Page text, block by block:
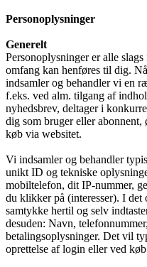
Personoplysninger
Generelt
Personoplysninger er alle
omfang kan henføres til dig.
indsamler og behandler vi en
f.eks. ved alm. tilgang af
nyhedsbrev, deltager i
dig som bruger eller
køb via websitet.
Vi indsamler og behandler
unikt ID og tekniske
mobiltelefon, dit IP-nummer,
du klikker på (interesser). I
samtykke hertil og selv
desuden: Navn,
betalingsoplysninger. Det vil
oprettelse af login eller ved